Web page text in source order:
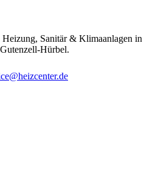
Sanitär & Klimaanlagen in
Hürbel.